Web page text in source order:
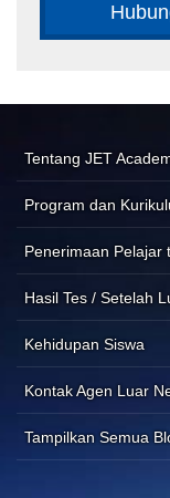
Tentang JET
Program dan
Penerimaan Pelajar
Hasil Tes / Setelah
Kehidupan Siswa
Kontak Agen Luar
Tampilkan Semua